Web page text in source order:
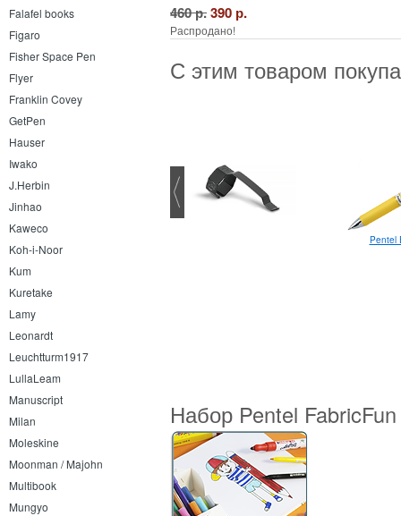
Falafel books
Figaro
Fisher Space Pen
Flyer
Franklin Covey
GetPen
Hauser
Iwako
J.Herbin
Jinhao
Kaweco
Koh-i-Noor
Kum
Kuretake
Lamy
Leonardt
Leuchtturm1917
LullaLeam
Manuscript
Milan
Moleskine
Moonman / Majohn
Multibook
Mungyo
460 р.390 р.
Распродано!
С этим товаром
Pilot Frixion Ball 0.7 Pentel
Набор Pentel